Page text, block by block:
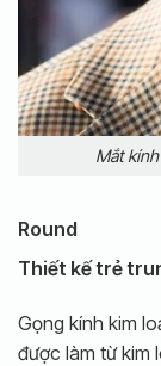
Mắt
Round
Thiết kế trẻ
Gọng kính kim
được làm từ kim